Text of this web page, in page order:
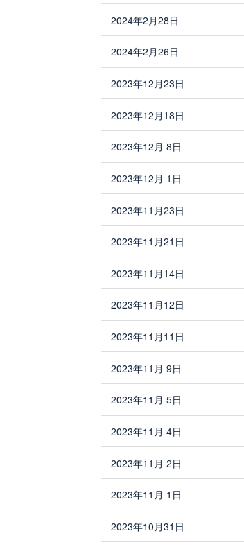
2024年2月28日
2024年2月26日
2023年12月23日
2023年12月18日
2023年12月 8日
2023年12月 1日
2023年11月23日
2023年11月21日
2023年11月14日
2023年11月12日
2023年11月11日
2023年11月 9日
2023年11月 5日
2023年11月 4日
2023年11月 2日
2023年11月 1日
2023年10月31日